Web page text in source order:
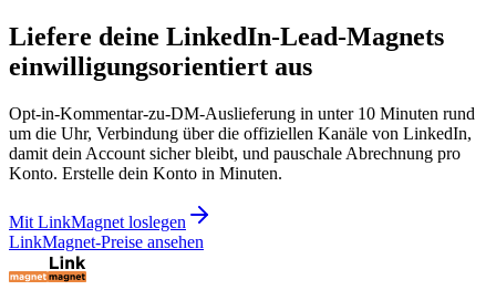
Liefere deine LinkedIn-Lead-Magnets
einwilligungsorientiert aus
Opt-in-Kommentar-zu-DM-Auslieferung in unter 10 Minuten rund
um die Uhr, Verbindung über die offiziellen Kanäle von LinkedIn,
damit dein Account sicher bleibt, und pauschale Abrechnung pro
Konto. Erstelle dein Konto in Minuten.
Mit LinkMagnet loslegen
LinkMagnet-Preise ansehen